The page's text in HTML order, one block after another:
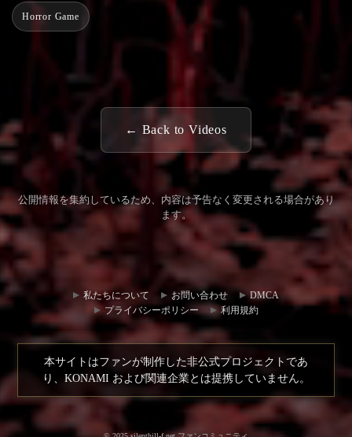
Horror Game
← Back to Videos
公開情報を集約しているため、内容は予告なく変更される場合があり
ます。
ニティ
ハブ
お問い
合わせ
私たちについて お問い合わせ
DMCA
プライバシーポリシー
利用規約
本サイトはファンが制作した非公式プロジェクトであ
り、KONAMI および関連企業とは提携していません。